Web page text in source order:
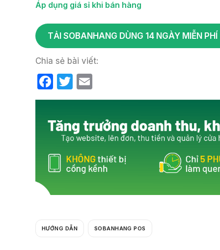
Áp dụng giá sỉ khi bán hàng
TẢI SOBANHANG DÙNG 14 NGÀY MIỄN
Chia sẻ bài viết:
F
a
e
o
o
k
T
w
er
m
HƯỚNG DẪN SOBANHANG POS